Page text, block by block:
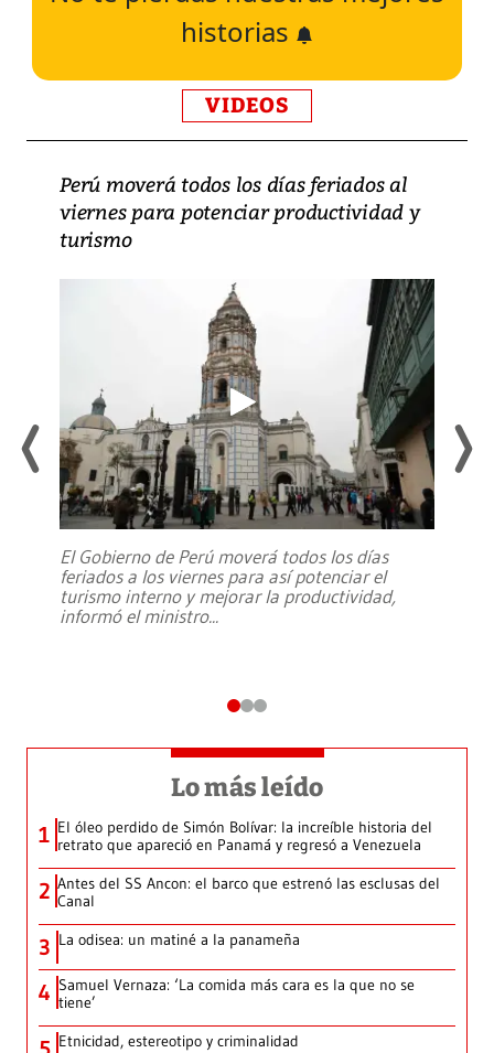
historias
VIDEOS
Perú moverá todos los días feriados al
viernes para potenciar productividad y
turismo
El Gobierno de Perú moverá todos los días
feriados a los viernes para así potenciar el
turismo interno y mejorar la productividad,
informó el ministro...
Lo más leído
1 El óleo perdido de Simón Bolívar: la increíble historia del
retrato que apareció en Panamá y regresó a Venezuela
2 Antes del SS Ancon: el barco que estrenó las esclusas del
Canal
3 La odisea: un matiné a la panameña
4 Samuel Vernaza: ‘La comida más cara es la que no se
tiene’
Etnicidad, estereotipo y criminalidad